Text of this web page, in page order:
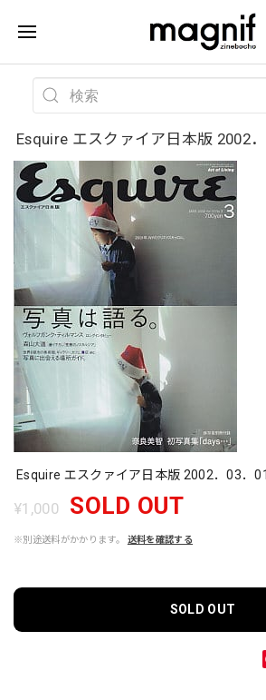
Esquire エスクァイア日本版 2002
Esquire エスクァイア日本版 2002．03．01
¥1,000 SOLD OUT
※別途送料がかかります。 送料を確認する
SOLD OUT